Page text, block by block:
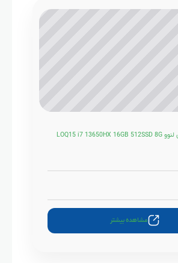
لپ‌تاپ ۱۵.۶ اینچی لنوو LOQ15 i7 13650HX 16GB 512SSD 8G
مشاهده بیشتر